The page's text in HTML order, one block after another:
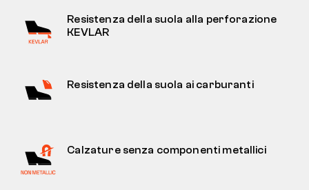
Resistenza della suola alla perforazione
KEVLAR
Resistenza della suola ai carburanti
Calzature senza componenti metallici